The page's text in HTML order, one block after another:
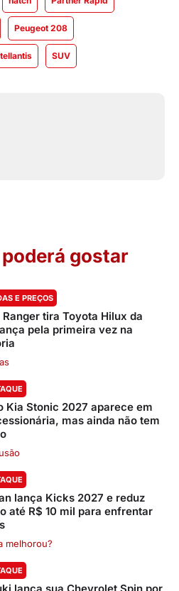
Peugeot 208
SUV
gostar
E PREÇOS
Ranger tira Toyota Hilux da
pela primeira vez na
Kia Stonic 2027 aparece em
mas ainda não tem
lança Kicks 2027 e reduz
até R$ 10 mil para enfrentar
melhorou?
lança sua Chevrolet Spin por